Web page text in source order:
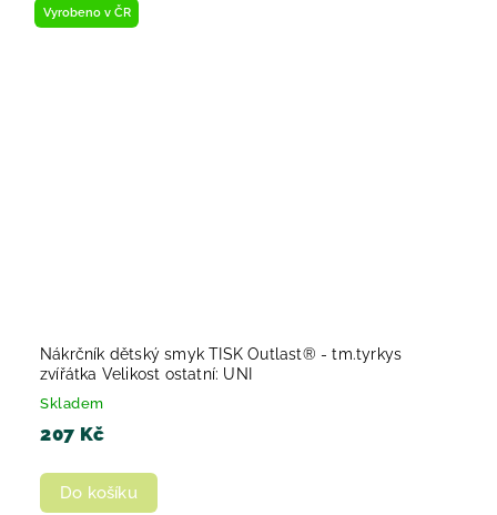
Vyrobeno v ČR
Nákrčník dětský smyk TISK Outlast® - tm.tyrkys
zvířátka Velikost ostatní: UNI
Skladem
207 Kč
Do košíku